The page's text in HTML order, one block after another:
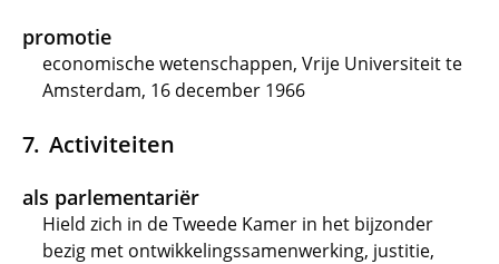
promotie
economische wetenschappen, Vrije Universiteit te
Amsterdam, 16 december 1966
Activiteiten
als parlementariër
Hield zich in de Tweede Kamer in het bijzonder
bezig met ontwikkelingssamenwerking, justitie,